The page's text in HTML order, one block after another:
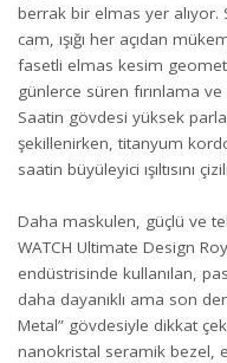
berrak bir elmas yer alıyor.
cam, ışığı her açıdan
fasetli elmas kesim
günlerce süren fırınlama
Saatin gövdesi yüksek
şekillenirken, titanyum
saatin büyüleyici ışıltısını
Daha maskulen, güçlü ve
WATCH Ultimate Design
endüstrisinde kullanılan,
daha dayanıklı ama son
Metal” gövdesiyle dikkat
nanokristal seramik bezel,